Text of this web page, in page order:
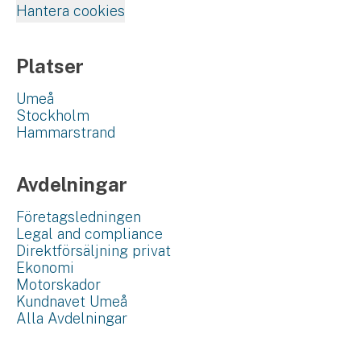
Hantera cookies
Platser
Umeå
Stockholm
Hammarstrand
Avdelningar
Företagsledningen
Legal and compliance
Direktförsäljning privat
Ekonomi
Motorskador
Kundnavet Umeå
Alla Avdelningar